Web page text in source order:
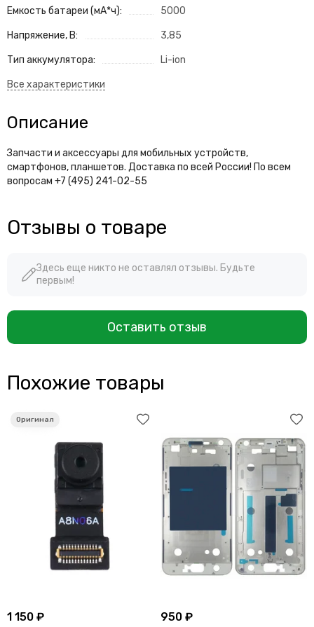
Емкость батареи (мА*ч): 5000
Напряжение, В: 3,85
Тип аккумулятора: Li-ion
Описание
Запчасти и аксессуары для мобильных устройств,
смартфонов, планшетов. Доставка по всей России! По всем
вопросам +7 (495) 241-02-55
Отзывы о товаре
Здесь еще никто не оставлял отзывы. Будьте
первым!
Оставить отзыв
Похожие товары
1 150 ₽ 950 ₽